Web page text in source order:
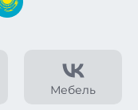
Мебель